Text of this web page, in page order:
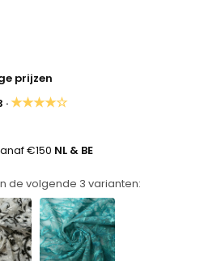
prijzen
·★★★★☆
€150 NL & BE
de volgende 3 varianten: